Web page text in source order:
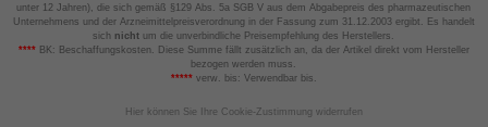
unter 12 Jahren), die sich gemäß §129 Abs. 5a SGB V aus dem Abgabepreis des pharmazeutischen
Unternehmens und der Arzneimittelpreisverordnung in der Fassung zum 31.12.2003 ergibt. Es handelt
sich nicht um die unverbindliche Preisempfehlung des Herstellers.
****BK: Beschaffungskosten. Diese Summe fällt zusätzlich an, da der Artikel direkt vom Hersteller
bezogen werden muss.
*****verw. bis: Verwendbar bis.
Hier können Sie Ihre Cookie-Zustimmung widerrufen